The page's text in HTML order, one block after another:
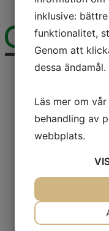
inklusive:
funktionalitet,
Genom att
dessa ändamål.
Läs mer om
behandling av
webbplats.